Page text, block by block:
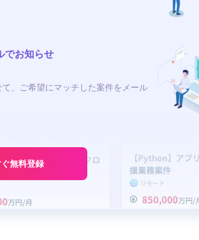
でお知らせ
、ご希望にマッチした案件をメール
無料登録